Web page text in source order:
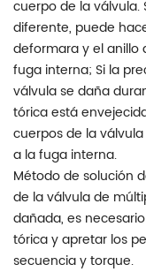
cuerpo de la válvula.
diferente, puede
deformara y el anillo
fuga interna; Si la
válvula se daña
tórica está
cuerpos de la
a la fuga interna.
Método de solución
de la válvula de
dañada, es
tórica y apretar los
secuencia y torque.